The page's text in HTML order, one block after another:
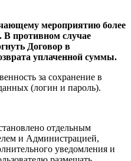
мероприятию более
противном случае
Договор в
уплаченной суммы.
за сохранение в
(логин и пароль).
отдельным
и Администрацией,
уведомления и